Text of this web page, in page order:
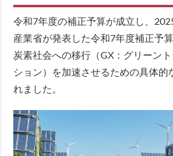
令和7年度の補正予算が成立し、
産業省が発表した令和7年度補正予
炭素社会への移行（GX：グリーン
ション）を加速させるための具体的
れました。